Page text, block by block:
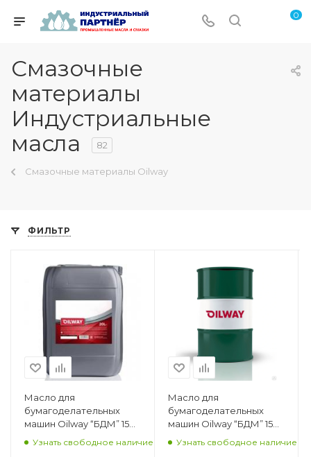
0
Смазочные
материалы
Индустриальные
масла
82
Смазочные материалы Oilway
ФИЛЬТР
Масло для
бумагоделательных
машин Oilway “БДМ” 150,
Узнать свободное наличие
Масло для
бумагоделательных
машин Oilway “БДМ” 150,
Узнать свободное наличие